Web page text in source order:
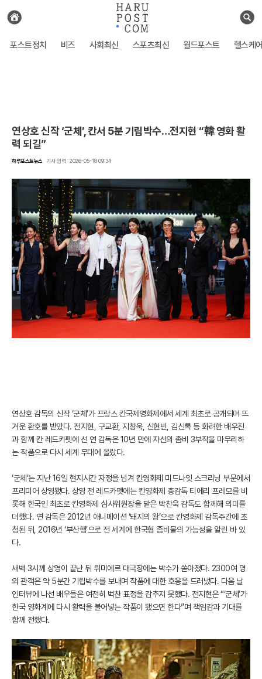
검
전
체
사
보
포스트정치 비즈 사회최신 스포츠최신 월드포스트 헬스케
연상호 신작 ‘군체’, 칸서 5분 기립박수…전지현 “韓 영화 활
력 되길”
하루포스트뉴스 기사 입력 : 2026-05-18 09:34
연상호 감독의 신작 ‘군체’가 프랑스 칸국제영화제에서 세계 최초로 공개되며 뜨
거운 환호를 받았다. 전지현, 구교환, 지창욱, 신현빈, 김신록 등 화려한 배우진
과 함께 칸 레드카펫에 선 연 감독은 10년 만에 자신의 좀비 3부작을 마무리하
는 작품으로 다시 세계 무대에 올랐다.
‘군체’는 지난 16일 현지시간 자정을 넘겨 칸영화제 미드나잇 스크리닝 부문에서
프리미어 상영됐다. 상영 전 레드카펫에는 칸영화제 총감독 티에리 프레모를 비
롯해 한국인 최초로 칸영화제 심사위원장을 맡은 박찬욱 감독도 함께해 의미를
더했다. 연 감독은 2012년 애니메이션 ‘돼지의 왕’으로 칸영화제 감독주간에 초
청된 뒤, 2016년 ‘부산행’으로 전 세계에 한국형 좀비물의 가능성을 알린 바 있
다.
새벽 3시께 상영이 끝난 뒤 뤼미에르 대극장에는 박수가 쏟아졌다. 2300여 명
의 관객은 약 5분간 기립박수를 보내며 작품에 대한 호응을 드러냈다. 다음 날
인터뷰에 나선 배우들은 여전히 벅찬 표정을 감추지 못했다. 전지현은 “‘군체’가
한국 영화계에 다시 활력을 불어넣는 작품이 됐으면 한다”며 책임감과 기대를
함께 전했다.